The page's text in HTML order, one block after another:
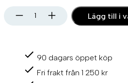
B
Lägg till i
90 dagars öppet köp
Fri frakt från 1 250 kr